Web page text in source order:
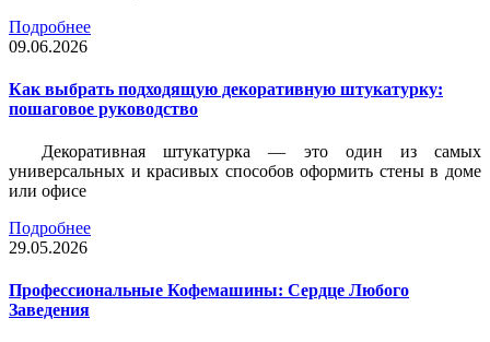
Подробнее
09.06.2026
Как выбрать подходящую декоративную штукатурку:
пошаговое руководство
Декоративная штукатурка — это один из самых
универсальных и красивых способов оформить стены в доме
или офисе
Подробнее
29.05.2026
Профессиональные Кофемашины: Сердце Любого
Заведения